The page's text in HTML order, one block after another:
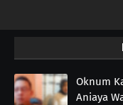
Oknum
Aniaya